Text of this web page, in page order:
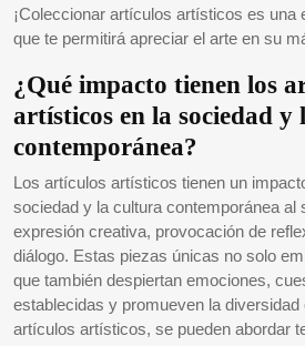
¡Coleccionar artículos artísticos es una
que te permitirá apreciar el arte en su
¿Qué impacto tienen los
artísticos en la sociedad y
contemporánea?
Los artículos artísticos tienen un
sociedad y la cultura contemporánea
expresión creativa, provocación de
diálogo. Estas piezas únicas no solo
que también despiertan emociones,
establecidas y promueven la diversidad
artículos artísticos, se pueden abordar